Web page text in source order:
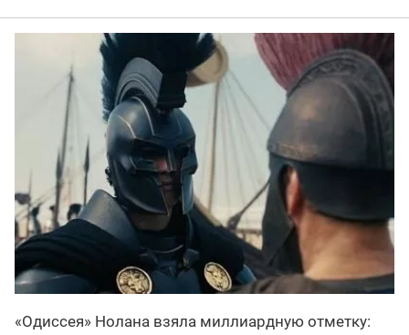
«Одиссея» Нолана взяла миллиардную отметку: